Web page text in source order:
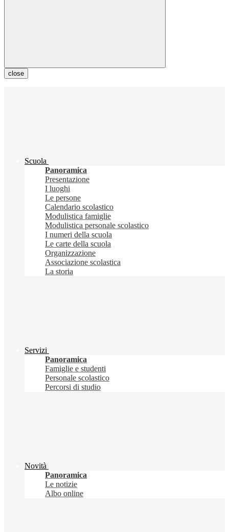
close
Scuola
Panoramica
Presentazione
I luoghi
Le persone
Calendario scolastico
Modulistica famiglie
Modulistica personale scolastico
I numeri della scuola
Le carte della scuola
Organizzazione
Associazione scolastica
La storia
Servizi
Panoramica
Famiglie e studenti
Personale scolastico
Percorsi di studio
Novità
Panoramica
Le notizie
Albo online